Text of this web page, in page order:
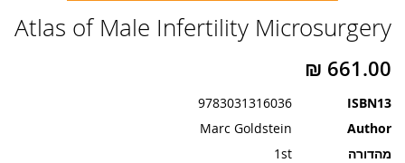
Atlas of Male Infertility Microsurgery
ISBN13
9783031316036
Author
Marc Goldstein
מהדורה
1st
להתחלה
של
גלריית
תמונות